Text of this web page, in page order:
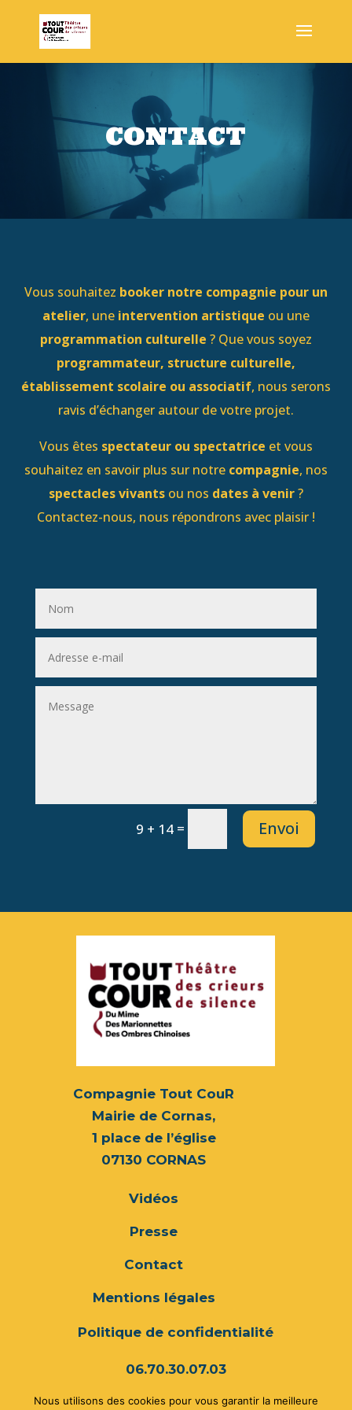
CONTACT
Vous souhaitez booker notre compagnie pour un
atelier, une intervention artistique ou une
programmation culturelle ? Que vous soyez
programmateur, structure culturelle,
établissement scolaire ou associatif, nous serons
ravis d’échanger autour de votre projet.
Vous êtes spectateur ou spectatrice et vous
souhaitez en savoir plus sur notre compagnie, nos
spectacles vivants ou nos dates à venir?
Contactez-nous, nous répondrons avec plaisir !
9 + 14 = Envoi
Compagnie Tout CouR
Mairie de Cornas,
1 place de l’église
07130 CORNAS
Vidéos
Presse
Contact
Mentions légales
Politique de confidentialité
06.70.30.07.03
compagnietoutcour@gmail.com
Nous utilisons des cookies pour vous garantir la meilleure